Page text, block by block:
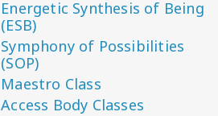
Energetic Synthesis of Being
(ESB)
Symphony of Possibilities
(SOP)
Maestro Class
Access Body Classes